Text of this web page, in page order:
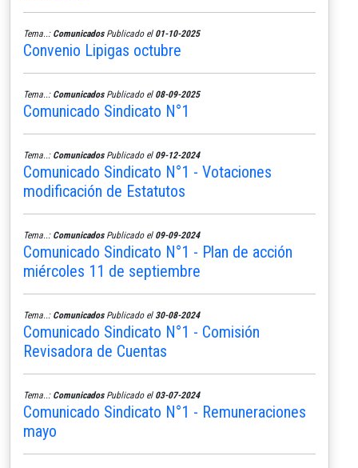
Tema..: ComunicadosPublicado el 01-10-2025
Convenio Lipigas octubre
Tema..: ComunicadosPublicado el 08-09-2025
Comunicado Sindicato N°1
Tema..: ComunicadosPublicado el 09-12-2024
Comunicado Sindicato N°1 - Votaciones
modificación de Estatutos
Tema..: ComunicadosPublicado el 09-09-2024
Comunicado Sindicato N°1 - Plan de acción
miércoles 11 de septiembre
Tema..: ComunicadosPublicado el 30-08-2024
Comunicado Sindicato N°1 - Comisión
Revisadora de Cuentas
Tema..: ComunicadosPublicado el 03-07-2024
Comunicado Sindicato N°1 - Remuneraciones
mayo